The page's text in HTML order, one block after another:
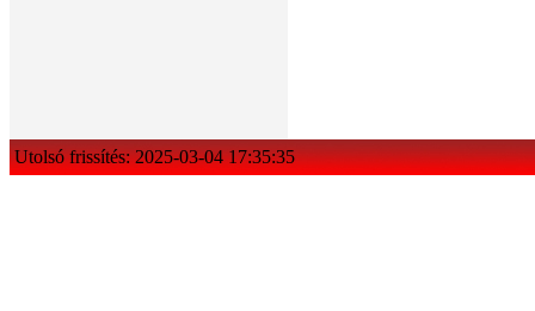
Utolsó frissítés: 2025-03-04 17:35:35